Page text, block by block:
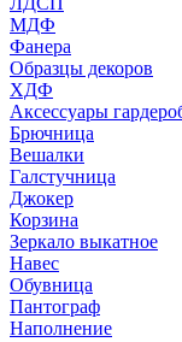
МДФ
Фанера
Образцы декоров
ХДФ
Аксессуары
Брючница
Вешалки
Галстучница
Джокер
Корзина
Зеркало выкатное
Навес
Обувница
Пантограф
Наполнение